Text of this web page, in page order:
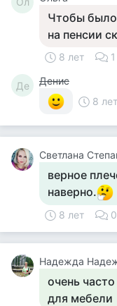
Чтобы было
на пенсии
8 лет 1
Де
Денис
8 лет
Светлана
верное
наверно.
8 лет 0
Надежда
очень
для мебели